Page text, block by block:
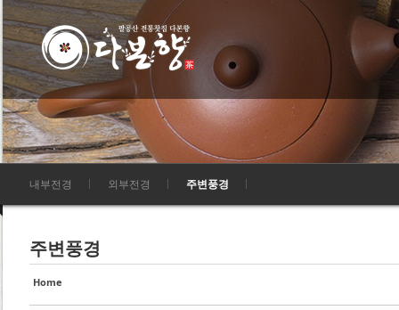
내부전경 외부전경 주변풍경
주변풍경
Home
Sketchbook5, 스케치북5
Sketchbook5, 스케치북5
Sketchbook5, 스케치북5
Sketchbook5, 스케치북5